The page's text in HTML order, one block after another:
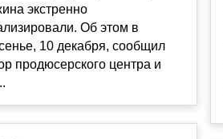
экстренно
Об этом в
10 декабря, сообщил
продюсерского центра и